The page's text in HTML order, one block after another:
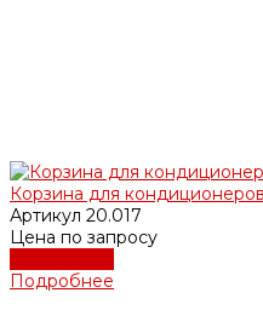
Корзина для
Артикул 20.017
Цена по запросу
Подробнее